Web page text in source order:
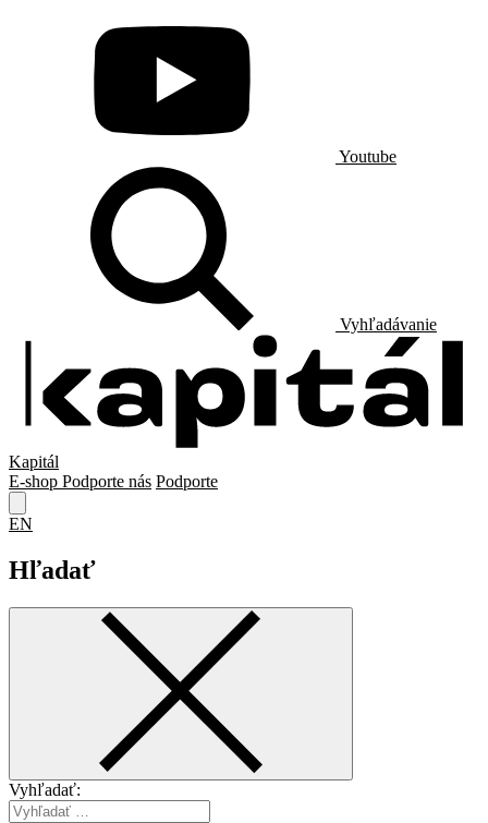
Youtube
Vyhľadávanie
Kapitál
E-shop Podporte nás Podporte
EN
Hľadať
Vyhľadať: